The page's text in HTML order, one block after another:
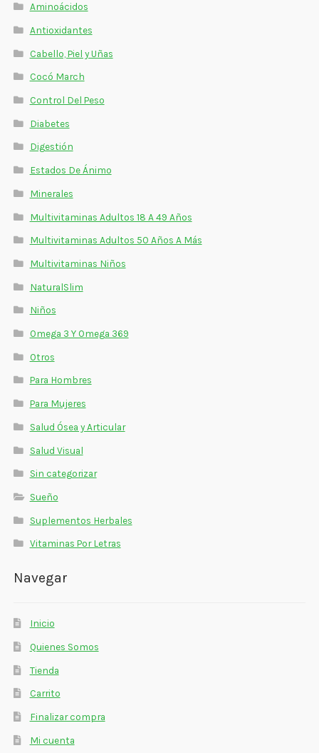
Aminoácidos
Antioxidantes
Cabello, Piel y Uñas
Cocó March
Control Del Peso
Diabetes
Digestión
Estados De Ánimo
Minerales
Multivitaminas Adultos 18 A 49 Años
Multivitaminas Adultos 50 Años A Más
Multivitaminas Niños
NaturalSlim
Niños
Omega 3 Y Omega 369
Otros
Para Hombres
Para Mujeres
Salud Ósea y Articular
Salud Visual
Sin categorizar
Sueño
Suplementos Herbales
Vitaminas Por Letras
Navegar
Inicio
Quienes Somos
Tienda
Carrito
Finalizar compra
Mi cuenta